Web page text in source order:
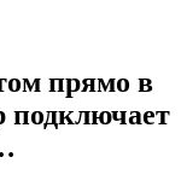
прямо в
подключает